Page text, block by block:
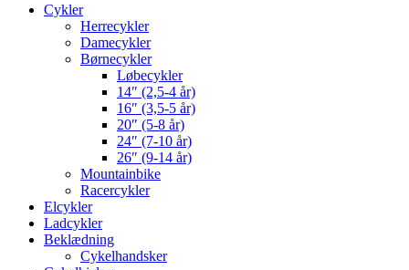
Cykler
Herrecykler
Damecykler
Børnecykler
Løbecykler
14″ (2,5-4 år)
16″ (3,5-5 år)
20″ (5-8 år)
24″ (7-10 år)
26″ (9-14 år)
Mountainbike
Racercykler
Elcykler
Ladcykler
Beklædning
Cykelhandsker